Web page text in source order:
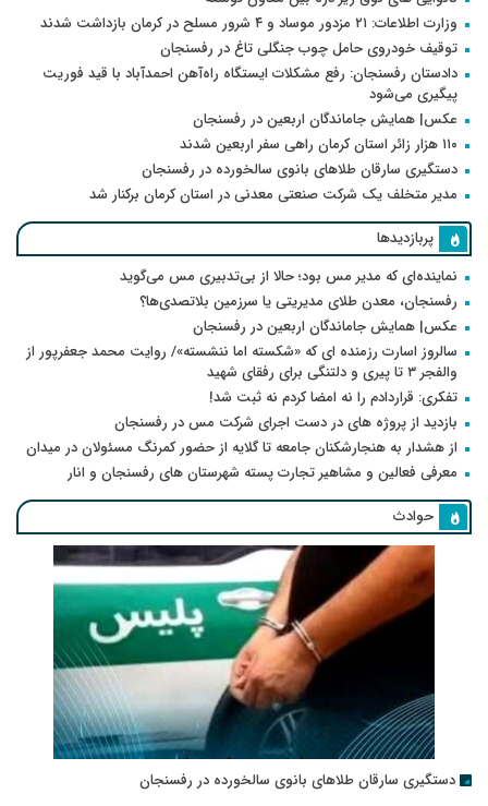
وزارت اطلاعات: ۲۱ مزدور موساد و ۴ شرور مسلح در کرمان بازداشت شدند
توقیف خودروی حامل چوب جنگلی تاغ در رفسنجان
دادستان رفسنجان: رفع مشکلات ایستگاه راه‌آهن احمدآباد با قید فوریت
پیگیری می‌شود
عکس| همایش جاماندگان اربعین در رفسنجان
۱۱۰ هزار زائر استان کرمان راهی سفر اربعین شدند
دستگیری سارقان طلاهای بانوی سالخورده در رفسنجان
مدیر متخلف یک شرکت صنعتی معدنی در استان کرمان برکنار شد
پربازدیدها
نماینده‌ای که مدیر مس بود؛ حالا از بی‌تدبیری مس می‌گوید
رفسنجان، معدن طلای مدیریتی یا سرزمین بلاتصدی‌ها؟
عکس| همایش جاماندگان اربعین در رفسنجان
سالروز اسارت رزمنده ای که «شکسته اما ننشسته»/ روایت محمد جعفرپور از
والفجر ۳ تا پیری و دلتنگی برای رفقای شهید
تفکری: قراردادم را نه امضا کردم نه ثبت شد!
بازدید از پروژه های در دست اجرای شرکت مس در رفسنجان
از هشدار به هنجارشکنان جامعه تا گلایه از حضور کمرنگ مسئولان در میدان
معرفی فعالین و مشاهیر تجارت پسته شهرستان های رفسنجان و انار
حوادث
دستگیری سارقان طلاهای بانوی سالخورده در رفسنجان